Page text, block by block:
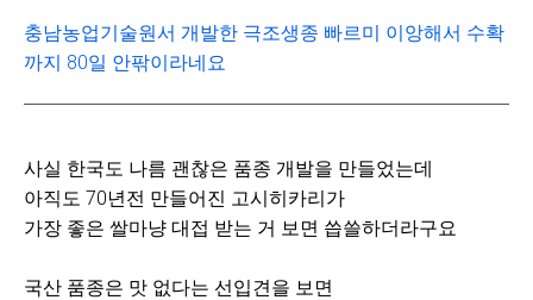
충남농업기술원서 개발한 극조생종 빠르미 이앙해서 수확
까지 80일 안팎이라네요
사실 한국도 나름 괜찮은 품종 개발을 만들었는데
아직도 70년전 만들어진 고시히카리가
가장 좋은 쌀마냥 대접 받는 거 보면 씁쓸하더라구요
국산 품종은 맛 없다는 선입견을 보면